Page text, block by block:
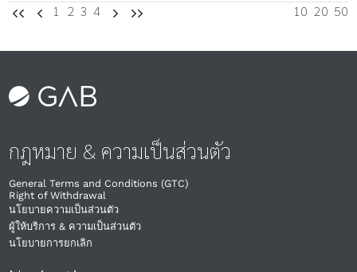
UU U 1 2 3 4 V VV 10 20 50
กฎหมาย & ความเป็นส่วนตัว
General Terms and Conditions (GTC)
Right of Withdrawal​
นโยบายความเป็นส่วนตัว
ผู้ให้บริการ & ความเป็นส่วนตัว
นโยบายการยกเลิก